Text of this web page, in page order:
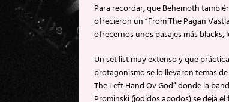
Para recordar, que Behemoth
ofrecieron un “From The Pagan
ofrecernos unos pasajes más
Un set list muy extenso y que
protagonismo se lo llevaron temas
The Left Hand Ov God” donde la